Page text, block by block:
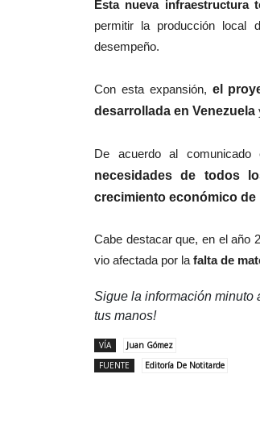
Esta nueva infraestructura
permitir la producción local
desempeño.
Con esta expansión, el
desarrollada en Venezuela
De acuerdo al
necesidades de todos
crecimiento económico
Cabe destacar que, en el año
vio afectada por la falta de
Sigue la información minuto
tus manos!
VÍA
Juan Gómez
FUENTE
Editoría De Notitarde